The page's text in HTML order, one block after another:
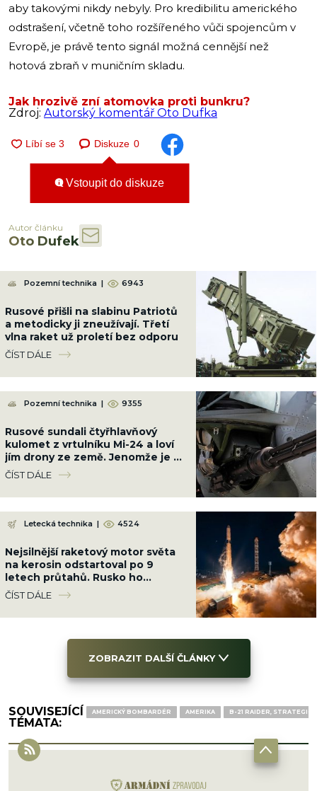
aby takovými nikdy nebyly. Pro kredibilitu amerického
odstrašení, včetně toho rozšířeného vůči spojencům v
Evropě, je právě tento signál možná cennější než
hotová zbraň v muničním skladu.
Jak hrozivě zní atomovka proti bunkru?
Zdroj: Autorský komentář Oto Dufka
Diskuze 0
Vstoupit do diskuze
Autor článku
Oto Dufek
Pozemní technika | 6943
Rusové přišli na slabinu Patriotů
a metodicky ji zneužívají. Třetí
vlna raket už proletí bez odporu
ČÍST DÁLE
Pozemní technika | 9355
Rusové sundali čtyřhlavňový
kulomet z vrtulníku Mi-24 a loví
jím drony ze země. Jenomže je až
příliš silný
ČÍST DÁLE
Letecká technika | 4524
Nejsilnější raketový motor světa
na kerosin odstartoval po 9
letech průtahů. Rusko ho
nacpalo do tří raket najednou
ČÍST DÁLE
ZOBRAZIT DALŠÍ ČLÁNKY
SOUVISEJÍCÍ
TÉMATA:
AMERICKÝ BOMBARDÉR AMERIKA B-21 RAIDER,